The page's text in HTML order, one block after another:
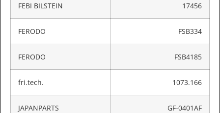
FEBI BILSTEIN 17456
FERODO FSB334
FERODO FSB4185
fri.tech. 1073.166
JAPANPARTS GF-0401AF